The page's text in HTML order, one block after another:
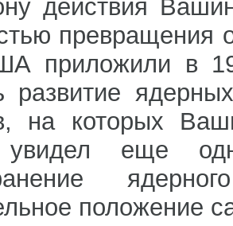
действия
приложили в
развитие
на которых
увидел еще
положение